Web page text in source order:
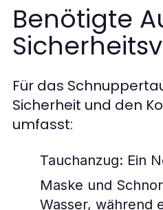
Benötigte
Für das
Sicherheit und den
umfasst:
Tauchanzug: Ein
Maske und
Wasser, während